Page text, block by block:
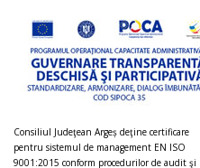
Consiliul Judeţean Argeș deţine certificare
pentru sistemul de management EN ISO
9001:2015 conform procedurilor de audit şi